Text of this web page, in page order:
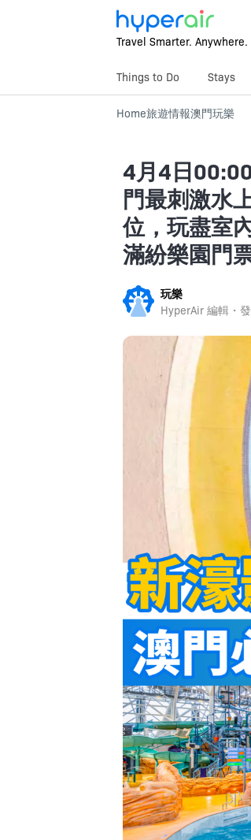
Travel Smarter. Anywhere.
Things to Do Stays
Home旅遊情報澳門玩樂
4月4日
門最刺激水
位，玩盡室
滿紛樂園門
玩樂
HyperAir 編輯・